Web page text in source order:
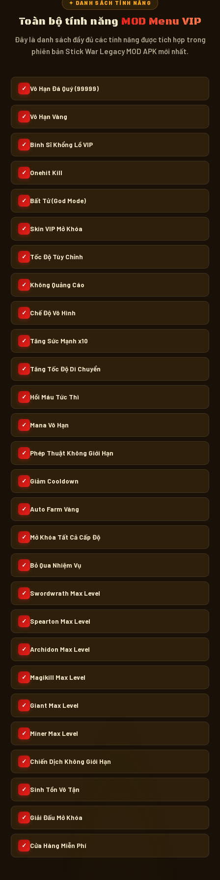
✦ DANH SÁCH TÍNH NĂNG
Toàn bộ tính năng MOD Menu VIP
Đây là danh sách đầy đủ các tính năng được tích hợp trong
phiên bản Stick War Legacy MOD APK mới nhất.
✓ Vô Hạn Đá Quý (99999)
✓ Vô Hạn Vàng
✓ Binh Sĩ Khổng Lồ VIP
✓ Onehit Kill
✓ Bất Tử (God Mode)
✓ Skin VIP Mở Khóa
✓ Tốc Độ Tùy Chỉnh
✓ Không Quảng Cáo
✓ Chế Độ Vô Hình
✓ Tăng Sức Mạnh x10
✓ Tăng Tốc Độ Di Chuyển
✓ Hồi Máu Tức Thì
✓ Mana Vô Hạn
✓ Phép Thuật Không Giới Hạn
✓ Giảm Cooldown
✓ Auto Farm Vàng
✓ Mở Khóa Tất Cả Cấp Độ
✓ Bỏ Qua Nhiệm Vụ
✓ Swordwrath Max Level
✓ Spearton Max Level
✓ Archidon Max Level
✓ Magikill Max Level
✓ Giant Max Level
✓ Miner Max Level
✓ Chiến Dịch Không Giới Hạn
✓ Sinh Tồn Vô Tận
✓ Giải Đấu Mở Khóa
✓ Cửa Hàng Miễn Phí